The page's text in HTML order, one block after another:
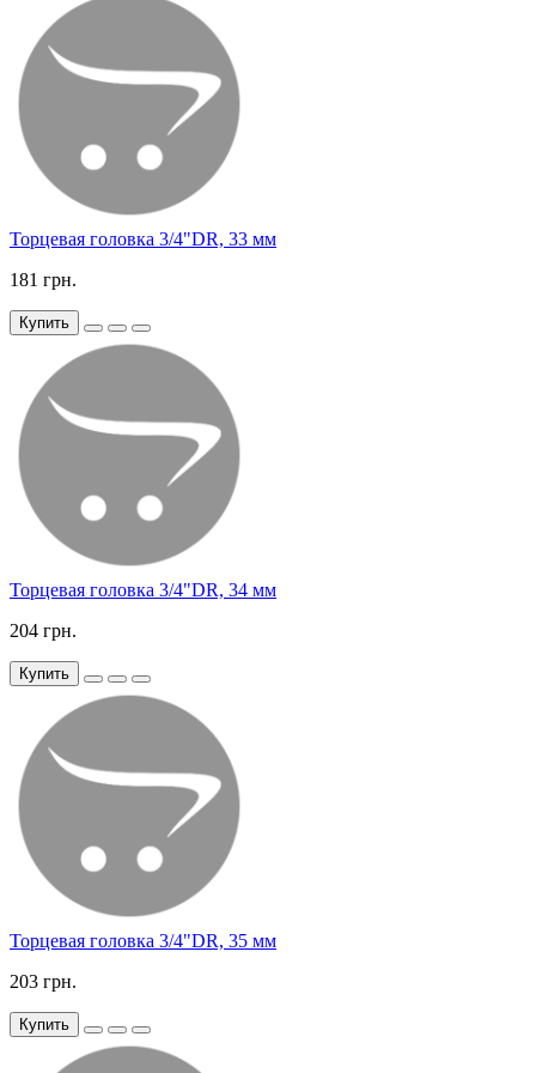
Торцевая головка 3/4"DR, 33 мм
181 грн.
Купить
Торцевая головка 3/4"DR, 34 мм
204 грн.
Купить
Торцевая головка 3/4"DR, 35 мм
203 грн.
Купить